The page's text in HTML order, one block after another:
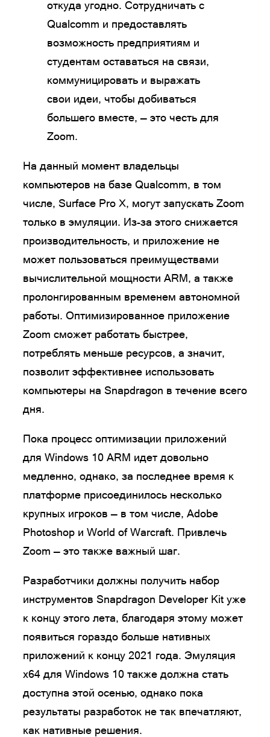
откуда угодно. Сотрудничать с
Qualcomm и предоставлять
возможность предприятиям и
студентам оставаться на связи,
коммуницировать и выражать
свои идеи, чтобы добиваться
большего вместе, — это честь для
Zoom.
На данный момент владельцы
компьютеров на базе Qualcomm, в том
числе, Surface Pro X, могут запускать Zoom
только в эмуляции. Из-за этого снижается
производительность, и приложение не
может пользоваться преимуществами
вычислительной мощности ARM, а также
пролонгированным временем автономной
работы. Оптимизированное приложение
Zoom сможет работать быстрее,
потреблять меньше ресурсов, а значит,
позволит эффективнее использовать
компьютеры на Snapdragon в течение всего
дня.
Пока процесс оптимизации приложений
для Windows 10 ARM идет довольно
медленно, однако, за последнее время к
платформе присоединилось несколько
крупных игроков — в том числе, Adobe
Photoshop и World of Warcraft. Привлечь
Zoom — это также важный шаг.
Разработчики должны получить набор
инструментов Snapdragon Developer Kit уже
к концу этого лета, благодаря этому может
появиться гораздо больше нативных
приложений к концу 2021 года. Эмуляция
x64 для Windows 10 также должна стать
доступна этой осенью, однако пока
результаты разработок не так впечатляют,
как нативные решения.